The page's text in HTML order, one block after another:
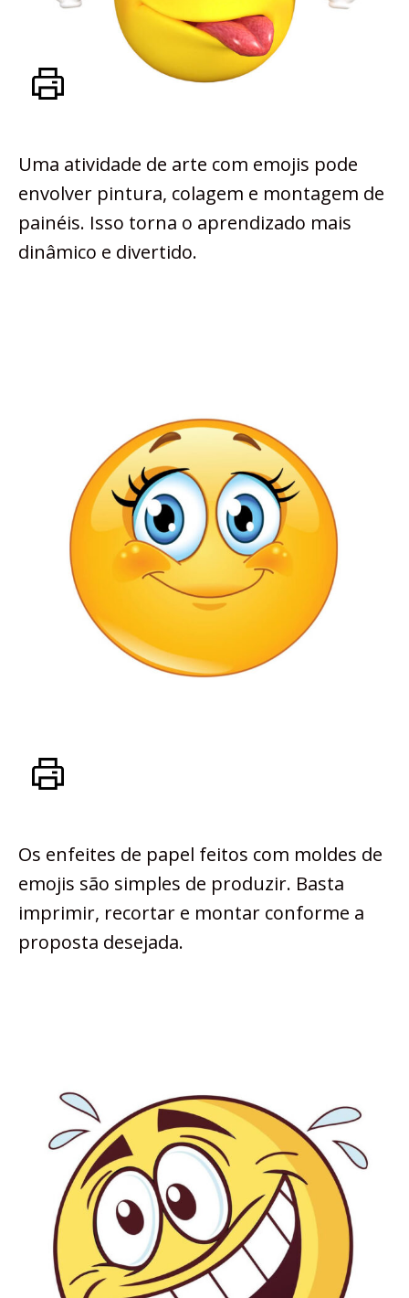
Uma atividade de arte com emojis pode
envolver pintura, colagem e montagem de
painéis. Isso torna o aprendizado mais
dinâmico e divertido.
Os enfeites de papel feitos com moldes de
emojis são simples de produzir. Basta
imprimir, recortar e montar conforme a
proposta desejada.